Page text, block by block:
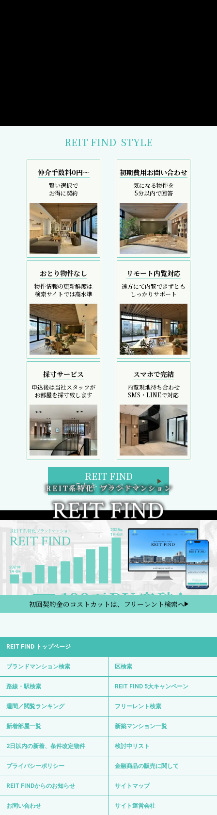
REIT FIND STYLE
仲介手数料0円～
賢い選択で
お得に契約
初期費用お問い合わせ
気になる物件を
5分以内で回答
おとり物件なし
物件情報の更新鮮度は
検索サイトでは高水準
リモート内覧対応
遠方にて内覧できずとも
しっかりサポート
採寸サービス
申込後は当社スタッフが
お部屋を採寸致します
スマホで完結
内覧現地待ち合わせ
SMS・LINEで対応
REIT FIND
5大キャンペーン
初回契約金のコストカットは、フリーレント検索へ
REIT FIND トップページ
ブランドマンション検索 区検索
路線・駅検索 REIT FIND 5大キャンペーン
週間／閲覧ランキング フリーレント検索
新着部屋一覧 新築マンション一覧
2日以内の新着、条件改定物件 検討中リスト
プライバシーポリシー 金融商品の販売に関して
REIT FINDからのお知らせ サイトマップ
お問い合わせ サイト運営会社